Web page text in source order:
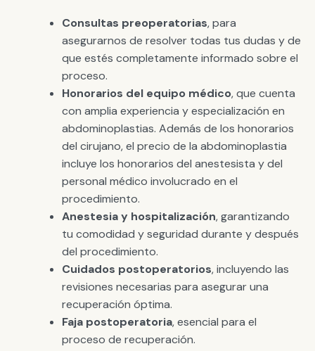
Consultas preoperatorias, para
asegurarnos de resolver todas tus dudas y de
que estés completamente informado sobre el
proceso.
Honorarios del equipo médico, que cuenta
con amplia experiencia y especialización en
abdominoplastias. Además de los honorarios
del cirujano, el precio de la abdominoplastia
incluye los honorarios del anestesista y del
personal médico involucrado en el
procedimiento.
Anestesia y hospitalización, garantizando
tu comodidad y seguridad durante y después
del procedimiento.
Cuidados postoperatorios, incluyendo las
revisiones necesarias para asegurar una
recuperación óptima.
Faja postoperatoria, esencial para el
proceso de recuperación.